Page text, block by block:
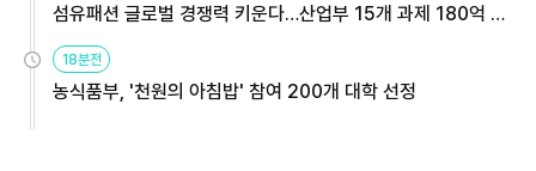
섬유패션 글로벌 경쟁력 키운다…산업부 15개 과제 180억 지
원
18분전
농식품부, '천원의 아침밥' 참여 200개 대학 선정